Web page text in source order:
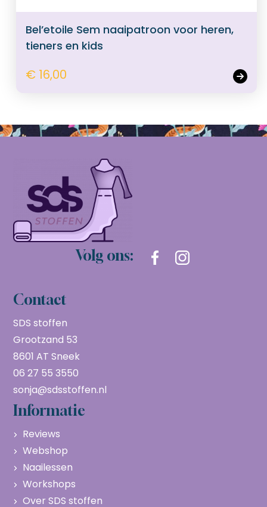
Bel’etoile Sem naaipatroon voor heren,
tieners en kids
€ 16,00
Volg ons:
Contact
SDS stoffen
Grootzand 53
8601 AT Sneek
06 27 55 3550
sonja@sdsstoffen.nl
Informatie
Reviews
Webshop
Naailessen
Workshops
Over SDS stoffen